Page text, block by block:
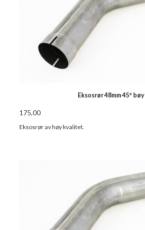
Eksosrør 48mm 45° bøy
175,00
Eksosrør av høy kvalitet.